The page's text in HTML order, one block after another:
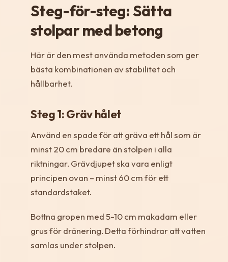
Steg-för-steg: Sätta
stolpar med betong
Här är den mest använda metoden som ger
bästa kombinationen av stabilitet och
hållbarhet.
Steg 1: Gräv hålet
Använd en spade för att gräva ett hål som är
minst 20 cm bredare än stolpen i alla
riktningar. Grävdjupet ska vara enligt
principen ovan – minst 60 cm för ett
standardstaket.
Bottna gropen med 5-10 cm makadam eller
grus för dränering. Detta förhindrar att vatten
samlas under stolpen.